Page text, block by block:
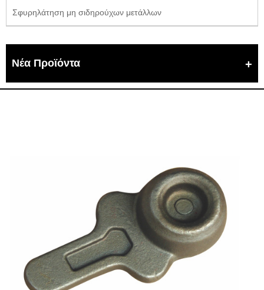
Σφυρηλάτηση μη σιδηρούχων μετάλλων
Νέα Προϊόντα